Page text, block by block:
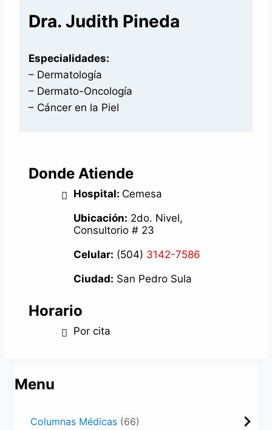
Dra. Judith Pineda
Especialidades:
– Dermatología
– Dermato-Oncología
– Cáncer en la Piel
Donde Atiende
Hospital: Cemesa
Ubicación: 2do. Nivel,
Consultorio # 23
Celular: (504) 3142-7586
Ciudad: San Pedro Sula
Horario
Por cita
Menu
Columnas Médicas
66